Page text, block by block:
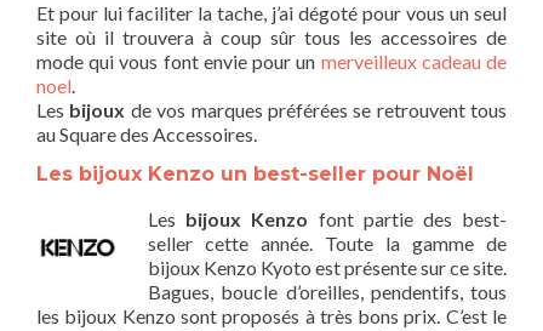
Et pour lui faciliter la tache, j’ai dégoté pour vous un seul
site où il trouvera à coup sûr tous les accessoires de
mode qui vous font envie pour un merveilleux cadeau de
noel.
Les bijoux de vos marques préférées se retrouvent tous
au Square des Accessoires.
Les bijoux Kenzo un best-seller pour Noël
Les bijoux Kenzo font partie des best-
seller cette année. Toute la gamme de
bijoux Kenzo Kyoto est présente sur ce site.
Bagues, boucle d’oreilles, pendentifs, tous
les bijoux Kenzo sont proposés à très bons prix. C’est le